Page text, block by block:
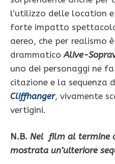
l’utilizzo delle location e
forte impatto
aereo, che per realismo
drammaticoAlive-
uno dei personaggi ne
citazione e la sequenza
Cliffhanger, vivamente
vertigini.
N.B. Nel film al termine
mostrata un’ulteriore